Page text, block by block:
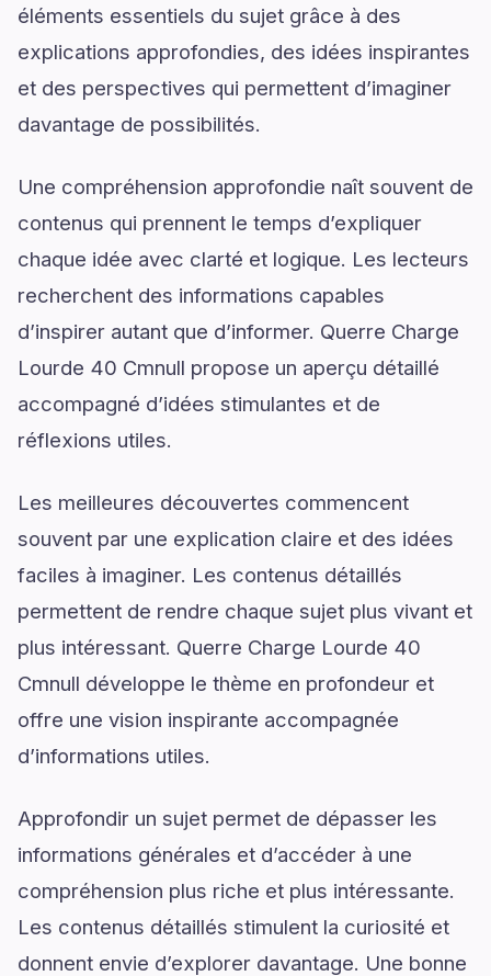
éléments essentiels du sujet grâce à des
explications approfondies, des idées inspirantes
et des perspectives qui permettent d’imaginer
davantage de possibilités.
Une compréhension approfondie naît souvent de
contenus qui prennent le temps d’expliquer
chaque idée avec clarté et logique. Les lecteurs
recherchent des informations capables
d’inspirer autant que d’informer. Querre Charge
Lourde 40 Cmnull propose un aperçu détaillé
accompagné d’idées stimulantes et de
réflexions utiles.
Les meilleures découvertes commencent
souvent par une explication claire et des idées
faciles à imaginer. Les contenus détaillés
permettent de rendre chaque sujet plus vivant et
plus intéressant. Querre Charge Lourde 40
Cmnull développe le thème en profondeur et
offre une vision inspirante accompagnée
d’informations utiles.
Approfondir un sujet permet de dépasser les
informations générales et d’accéder à une
compréhension plus riche et plus intéressante.
Les contenus détaillés stimulent la curiosité et
donnent envie d’explorer davantage. Une bonne